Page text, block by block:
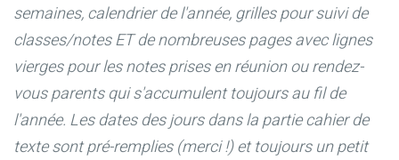
semaines, calendrier de l'année, grilles pour suivi de
classes/notes ET de nombreuses pages avec lignes
vierges pour les notes prises en réunion ou rendez-
vous parents qui s'accumulent toujours au fil de
l'année. Les dates des jours dans la partie cahier de
texte sont pré-remplies (merci !) et toujours un petit